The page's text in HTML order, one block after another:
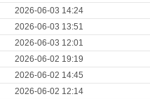
2026-06-03 14:24
2026-06-03 13:51
2026-06-03 12:01
2026-06-02 19:19
2026-06-02 14:45
2026-06-02 12:14